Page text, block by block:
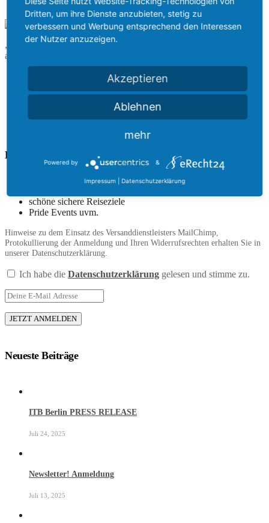
„Die Welt ist zu schön, um zuhause zu bleiben.“ Deshalb lass mich
auch Dein persönlicher Travel Agent sein.
Termin im Reiseshop Berlin
JETZT Termin vereinbaren
Am TELEFON oder VIDEOCALL
REISEANGEBOT über unserAnfrageformularerhalten.
Dein LGBTQ+ Travel Newsletter!
schöne sichere Reiseziele
Pride Events uvm.
Hinweise zu dem Einsatz des Versanddienstleisters MailChimp,
Protokullierung der Anmeldung und Ihren Widerrufsrechten erhalten Sie in
unserer Datenschutzerklärung.
Ich habe die Datenschutzerklärung gelesen und stimme zu.
Neueste Beiträge
ITB Berlin PRESS RELEASE
Juli 24, 2025
Newsletter! Anmeldung
Juli 13, 2025
Dritten, um ihre Dienste anzubieten, stetig zu
verbessern und Werbung entsprechend den Interessen
der Nutzer anzuzeigen.
Akzeptieren
Ablehnen
mehr
Powered by &
Impressum Datenschutzerklärung